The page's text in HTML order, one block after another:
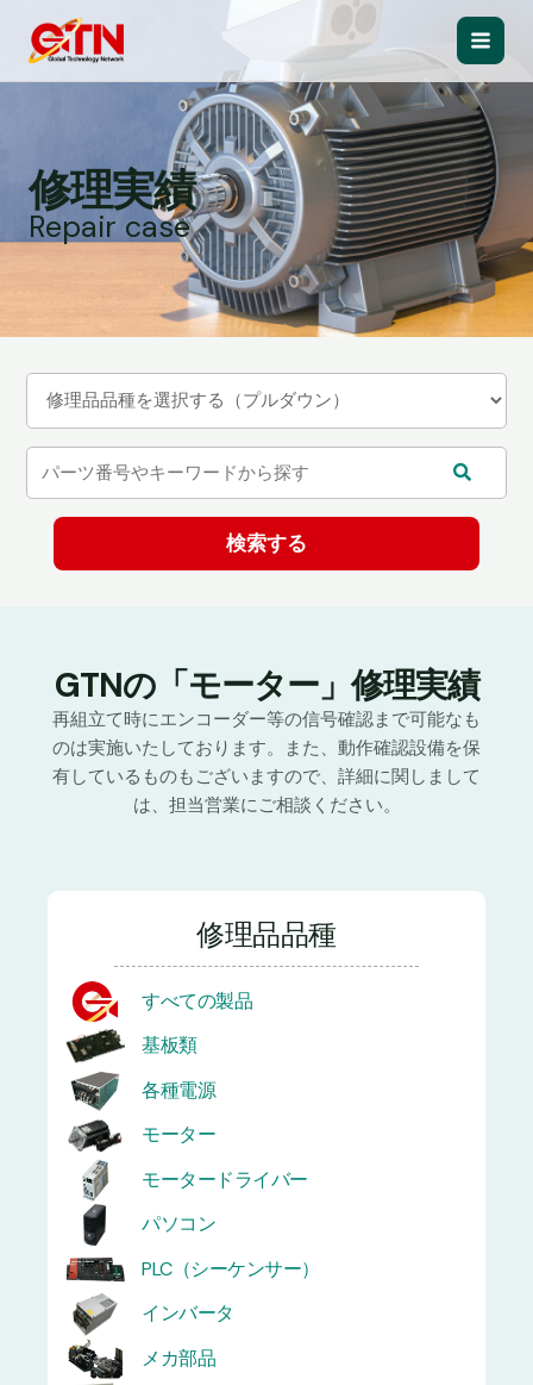
Main
修理実績
Repair case
GTNの「モーター」修理実績
再組立て時にエンコーダー等の信号確認まで可能なも
のは実施いたしております。また、動作確認設備を保
有しているものもございますので、詳細に関しまして
は、担当営業にご相談ください。
修理品品種
すべての製品
基板類
各種電源
モーター
モータードライバー
パソコン
PLC（シーケンサー）
インバータ
メカ部品